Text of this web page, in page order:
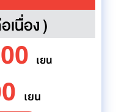
เนื่อง )
เยน
เยน